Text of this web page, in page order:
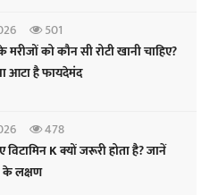
501
मरीजों को कौन सी रोटी खानी चाहिए?
आटा है फायदेमंद
478
K क्यों जरूरी होता है? जानें
लक्षण